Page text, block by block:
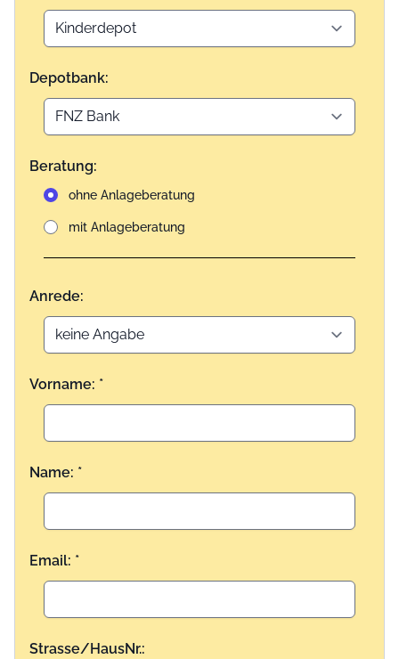
Depotbank:
Beratung:
ohne Anlageberatung
mit Anlageberatung
Anrede:
Vorname: *
Name: *
Email: *
Strasse/HausNr.: